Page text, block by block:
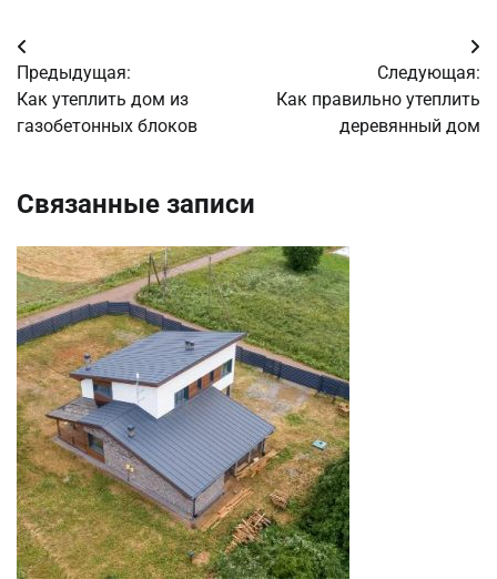
Навигация
по
записям
Предыдущая:
Как утеплить дом из
газобетонных блоков
Следующая:
Как правильно утеплить
деревянный дом
Связанные записи